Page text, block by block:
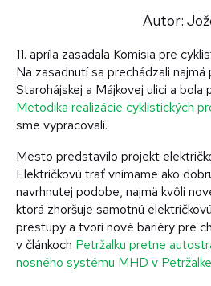
Autor:
11. apríla zasadala Komisia pre
Na zasadnutí sa prechádzali
Starohájskej a Májkovej ulici a bola
Metodika realizácie cyklistických
sme vypracovali.
Mesto predstavilo projekt
Električkovú trať vnímame ako
navrhnutej podobe, najmä kvôli
ktorá zhoršuje samotnú
prestupy a tvorí nové bariéry pre
v článkoch Petržalku pretne
nosného systému MHD v Petržalke